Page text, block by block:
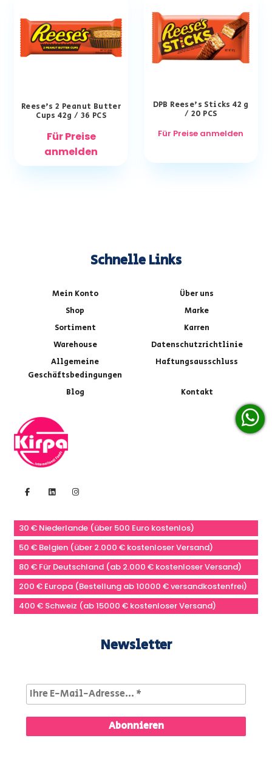
Reese’s 2 Peanut Butter
Cups 42g / 36 PCS
Für Preise
anmelden
DPB Reese’s Sticks 42 g
/ 20 PCS
Für Preise anmelden
Schnelle Links
Mein Konto
Über uns
Shop
Marke
Sortiment
Karren
Warehouse
Datenschutzrichtlinie
Allgemeine
Geschäftsbedingungen
Haftungsausschluss
Blog Kontakt
30 € Niederlande (über 500 Euro kostenlos)
50 € Belgien (über 2.000 € kostenloser Versand)
80 € Für Deutschland (ab 2.000 € kostenloser Versand)
200 € Europa (Bestellung ab 10000 € versandkostenfrei)
400 € Schweiz (ab 15000 € kostenloser Versand)
Newsletter